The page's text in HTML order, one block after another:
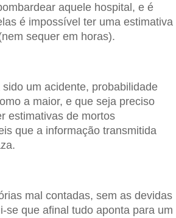
aquele hospital, e é
é impossível ter uma estimativa
sequer em horas).
um acidente, probabilidade
a maior, e que seja preciso
estimativas de mortos
que a informação transmitida
mal contadas, sem as devidas
se que afinal tudo aponta para um